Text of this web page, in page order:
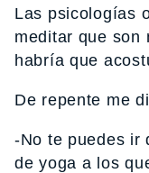
Las psicologías
meditar que son
habría que
De repente me
-No te puedes ir
de yoga a los